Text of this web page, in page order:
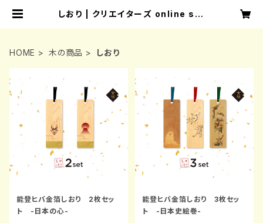
しおり | クリエイターズ online sto
HOME 木の商品 しおり
能登ヒバ金箔しおり 2枚セッ
ト -日本の心-
能登ヒバ金箔しおり 3枚セッ
ト -日本史絵巻-